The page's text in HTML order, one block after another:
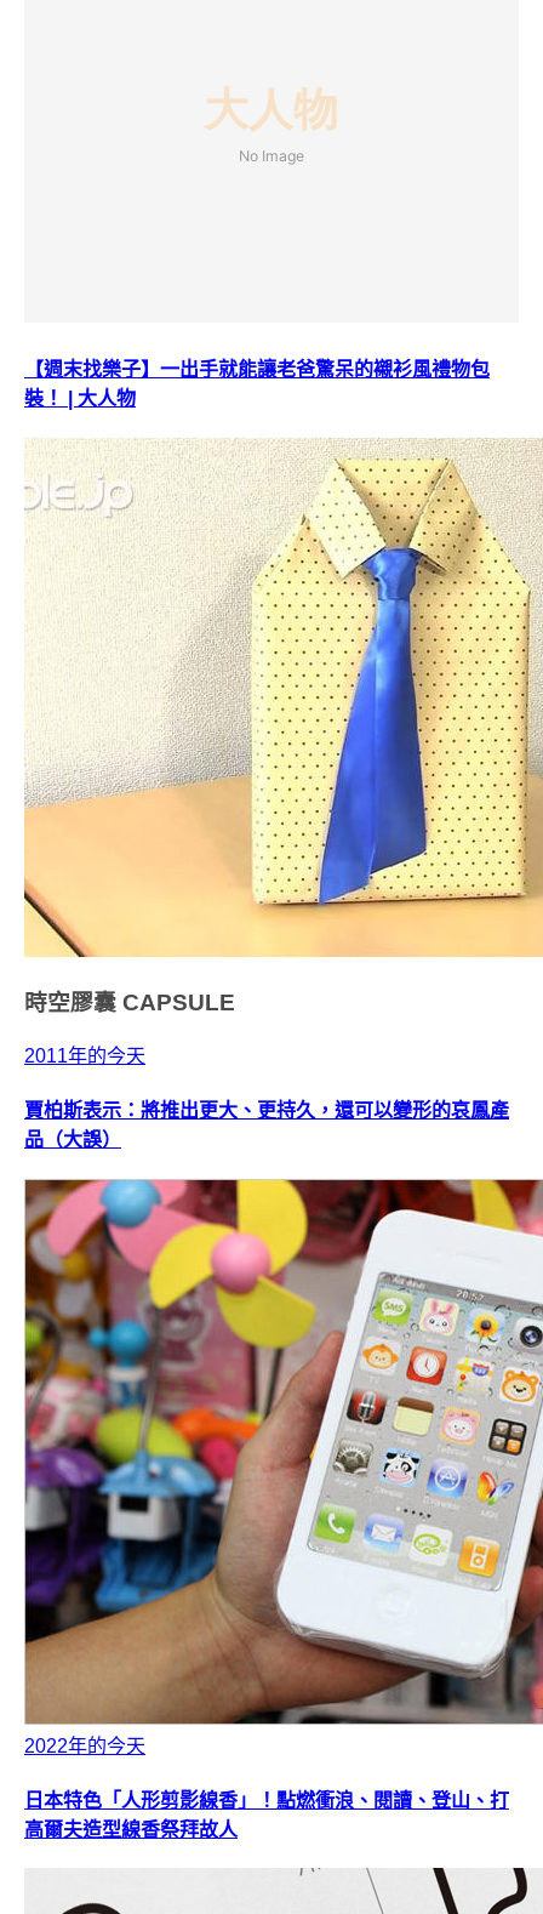
【週末找樂子】一出手就能讓老爸驚呆的襯衫風禮物包
裝！ | 大人物
時空膠囊 CAPSULE
2011年的今天
賈柏斯表示：將推出更大、更持久，還可以變形的哀鳳產
品（大誤）
2022年的今天
日本特色「人形剪影線香」！點燃衝浪、閱讀、登山、打
高爾夫造型線香祭拜故人